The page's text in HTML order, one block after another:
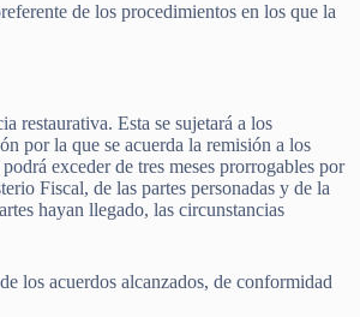
de los procedimientos en los que la
restaurativa. Esta se sujetará a los
por la que se acuerda la remisión a los
exceder de tres meses prorrogables por
Fiscal, de las partes personadas y de la
hayan llegado, las circunstancias
los acuerdos alcanzados, de conformidad